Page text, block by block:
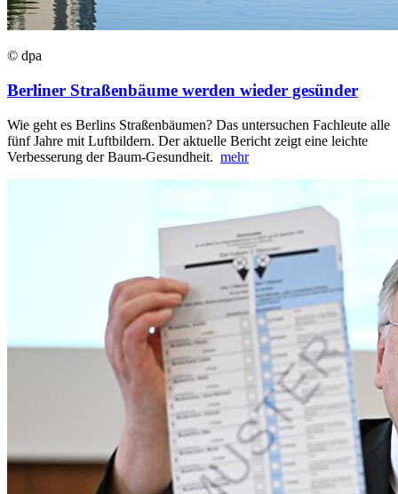
© dpa
Berliner Straßenbäume werden wieder gesünder
Wie geht es Berlins Straßenbäumen? Das untersuchen Fachleute alle
fünf Jahre mit Luftbildern. Der aktuelle Bericht zeigt eine leichte
Verbesserung der Baum-Gesundheit. mehr